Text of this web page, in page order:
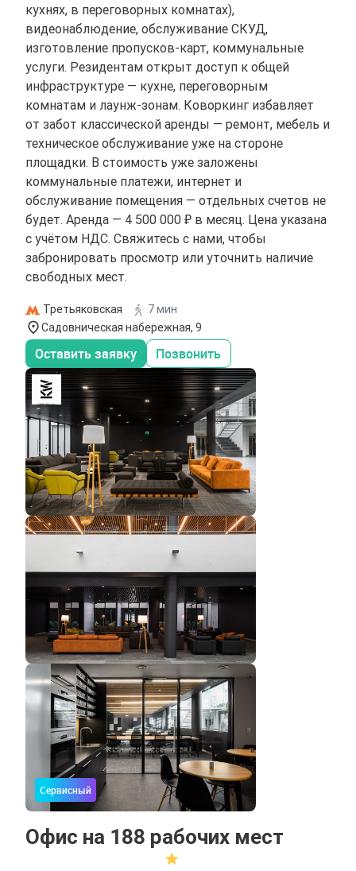
кухнях, в переговорных комнатах),
видеонаблюдение, обслуживание СКУД,
изготовление пропусков-карт, коммунальные
услуги. Резидентам открыт доступ к общей
инфраструктуре — кухне, переговорным
комнатам и лаунж-зонам. Коворкинг избавляет
от забот классической аренды — ремонт, мебель и
техническое обслуживание уже на стороне
площадки. В стоимость уже заложены
коммунальные платежи, интернет и
обслуживание помещения — отдельных счетов не
будет. Аренда — 4 500 000 ₽ в месяц. Цена указана
с учётом НДС. Свяжитесь с нами, чтобы
забронировать просмотр или уточнить наличие
свободных мест.
Третьяковская
7 мин
Садовническая набережная, 9
Оставить заявку Позвонить
Сервисный
Офис на 188 рабочих мест